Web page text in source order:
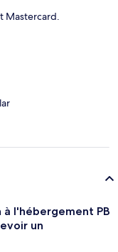
Mastercard.
à l'hébergement PB
un